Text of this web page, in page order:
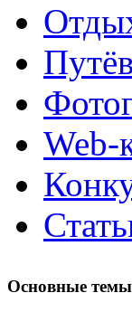
Основные темы